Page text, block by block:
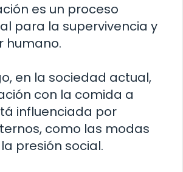
es un proceso
para la supervivencia y
humano.
en la sociedad actual,
con la comida a
influenciada por
como las modas
presión social.